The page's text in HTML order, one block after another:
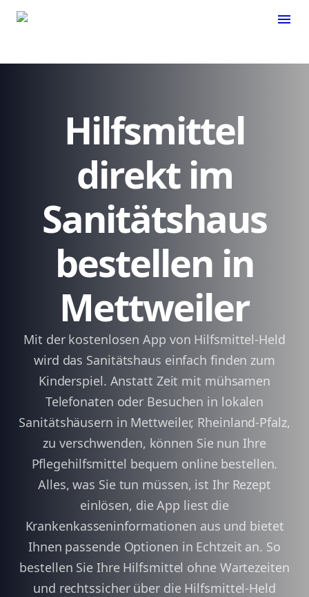
menu
Hilfsmittel
direkt im
Sanitätshaus
bestellen in
Mettweiler
Mit der kostenlosen App von Hilfsmittel-Held
wird das Sanitätshaus einfach finden zum
Kinderspiel. Anstatt Zeit mit mühsamen
Telefonaten oder Besuchen in lokalen
Sanitätshäusern in Mettweiler, Rheinland-Pfalz,
zu verschwenden, können Sie nun Ihre
Pflegehilfsmittel bequem online bestellen.
Alles, was Sie tun müssen, ist Ihr Rezept
einlösen, die App liest die
Krankenkasseninformationen aus und bietet
Ihnen passende Optionen in Echtzeit an. So
bestellen Sie Ihre Hilfsmittel ohne Wartezeiten
und rechtssicher über die Hilfsmittel-Held